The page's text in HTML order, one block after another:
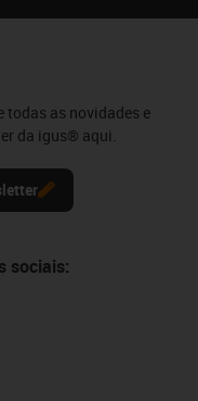
todas as novidades e
da igus® aqui.
sociais: